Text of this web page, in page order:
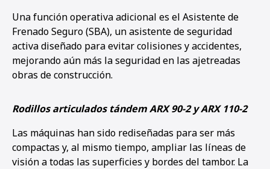
Una función operativa adicional es el Asistente de
Frenado Seguro (SBA), un asistente de seguridad
activa diseñado para evitar colisiones y accidentes,
mejorando aún más la seguridad en las ajetreadas
obras de construcción.
Rodillos articulados tándem ARX 90-2 y ARX 110-2
Las máquinas han sido rediseñadas para ser más
compactas y, al mismo tiempo, ampliar las líneas de
visión a todas las superficies y bordes del tambor. La